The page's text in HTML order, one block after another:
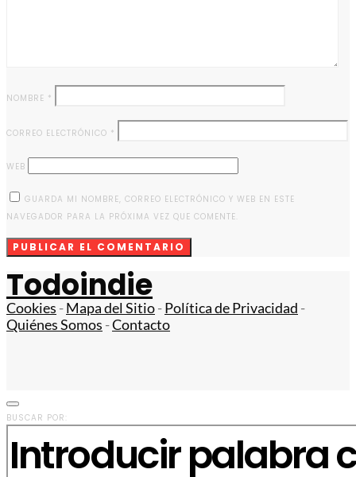
NOMBRE *
CORREO ELECTRÓNICO *
WEB
GUARDA MI NOMBRE, CORREO ELECTRÓNICO Y WEB EN ESTE
NAVEGADOR PARA LA PRÓXIMA VEZ QUE COMENTE.
Todoindie
Cookies -Mapa del Sitio-Política de Privacidad -
Quiénes Somos -Contacto
BUSCAR POR: